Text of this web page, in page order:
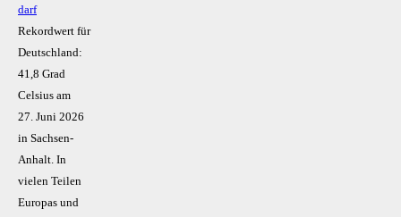
darf
Rekordwert für
Deutschland:
41,8 Grad
Celsius am
27. Juni 2026
in Sachsen-
Anhalt. In
vielen Teilen
Europas und